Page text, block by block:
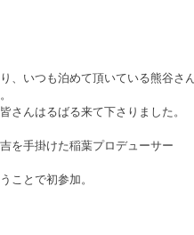
、いつも泊めて頂いている熊谷さ
さんはるばる来て下さりました。
を手掛けた稲葉プロデューサー
ことで初参加。